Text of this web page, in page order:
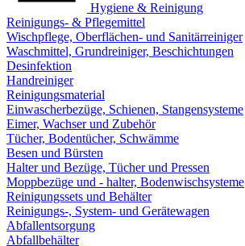
Hygiene & Reinigung
Reinigungs- & Pflegemittel
Wischpflege, Oberflächen- und Sanitärreiniger
Waschmittel, Grundreiniger, Beschichtungen
Desinfektion
Handreiniger
Reinigungsmaterial
Einwascherbezüge, Schienen, Stangensysteme
Eimer, Wachser und Zubehör
Tücher, Bodentücher, Schwämme
Besen und Bürsten
Halter und Bezüge, Tücher und Pressen
Moppbezüge und - halter, Bodenwischsysteme
Reinigungssets und Behälter
Reinigungs-, System- und Gerätewagen
Abfallentsorgung
Abfallbehälter